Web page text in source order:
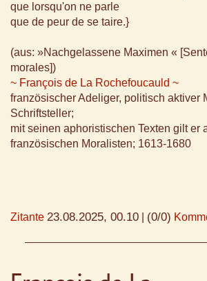
que lorsqu'on ne parle
que de peur de se taire.}
(aus: »Nachgelassene Maximen «
morales])
~ François de La Rochefoucauld ~
französischer Adeliger, politisch aktiver
Schriftsteller;
mit seinen aphoristischen Texten gilt er
französischen Moralisten; 1613-1680
Zitante 23.08.2025, 00.10 (0/0)